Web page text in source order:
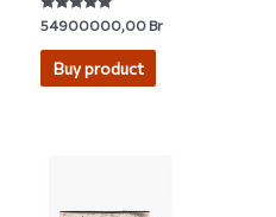
Rated
4.93
out of 5
54900000,00Br
Buy product